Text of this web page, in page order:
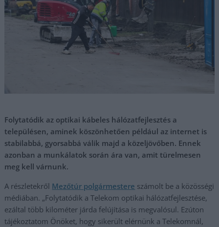
Folytatódik az optikai kábeles hálózatfejlesztés a
településen, aminek köszönhetően például az internet is
stabilabbá, gyorsabbá válik majd a közeljövőben. Ennek
azonban a munkálatok során ára van, amit türelmesen
meg kell várnunk.
A részletekről Mezőtúr polgármestere számolt be a közösségi
médiában. „Folytatódik a Telekom optikai hálózatfejlesztése,
ezáltal több kilométer járda felújítása is megvalósul. Ezúton
tájékoztatom Önöket, hogy sikerült elérnünk a Telekomnál,